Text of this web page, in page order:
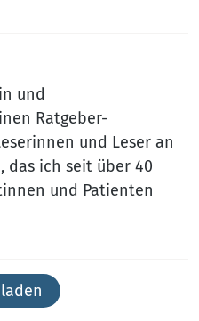
und
Ratgeber-
und Leser an
das ich seit über 40
und Patienten